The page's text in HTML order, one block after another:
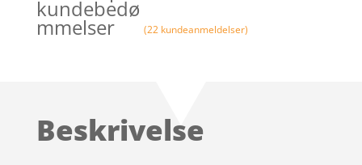
kundebedø
mmelser (22 kundeanmeldelser)
Beskrivelse